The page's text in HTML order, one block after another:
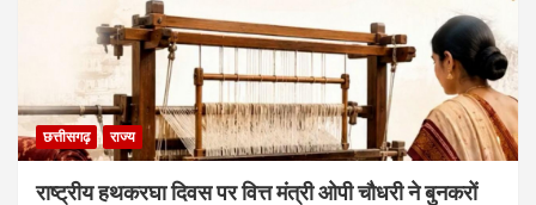
छत्तीसगढ़ राज्य
राष्ट्रीय हथकरघा दिवस पर वित्त मंत्री ओपी चौधरी ने बुनकरों